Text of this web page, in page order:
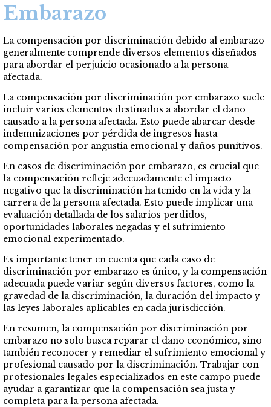
Embarazo
La compensación por discriminación debido al embarazo
generalmente comprende diversos elementos diseñados
para abordar el perjuicio ocasionado a la persona
afectada.
La compensación por discriminación por embarazo suele
incluir varios elementos destinados a abordar el daño
causado a la persona afectada. Esto puede abarcar desde
indemnizaciones por pérdida de ingresos hasta
compensación por angustia emocional y daños punitivos.
En casos de discriminación por embarazo, es crucial que
la compensación refleje adecuadamente el impacto
negativo que la discriminación ha tenido en la vida y la
carrera de la persona afectada. Esto puede implicar una
evaluación detallada de los salarios perdidos,
oportunidades laborales negadas y el sufrimiento
emocional experimentado.
Es importante tener en cuenta que cada caso de
discriminación por embarazo es único, y la compensación
adecuada puede variar según diversos factores, como la
gravedad de la discriminación, la duración del impacto y
las leyes laborales aplicables en cada jurisdicción.
En resumen, la compensación por discriminación por
embarazo no solo busca reparar el daño económico, sino
también reconocer y remediar el sufrimiento emocional y
profesional causado por la discriminación. Trabajar con
profesionales legales especializados en este campo puede
ayudar a garantizar que la compensación sea justa y
completa para la persona afectada.